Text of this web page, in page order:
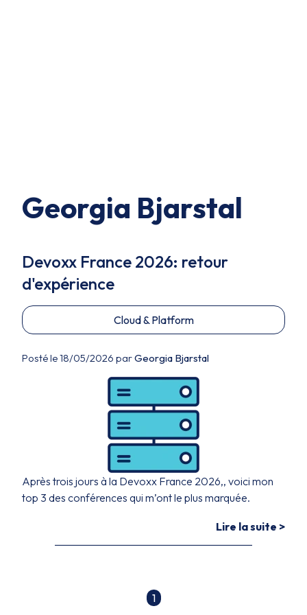
Georgia Bjarstal
Devoxx France 2026: retour
d'expérience
Cloud & Platform
Posté le 18/05/2026 parGeorgia Bjarstal
Après trois jours à la Devoxx France 2026,, voici mon
top 3 des conférences qui m’ont le plus marquée.
Lire la suite >
1